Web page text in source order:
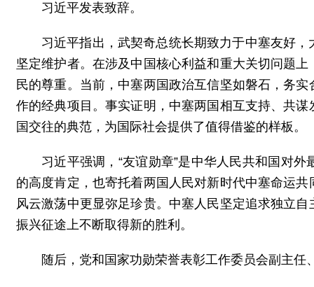
习近平发表致辞。
习近平指出，武契奇总统长期致力于中塞友好
坚定维护者。在涉及中国核心利益和重大关切问题
民的尊重。当前，中塞两国政治互信坚如磐石，务
作的经典项目。事实证明，中塞两国相互支持、共
国交往的典范，为国际社会提供了值得借鉴的样板。
习近平强调，“友谊勋章”是中华人民共和国对
的高度肯定，也寄托着两国人民对新时代中塞命运
风云激荡中更显弥足珍贵。中塞人民坚定追求独立
振兴征途上不断取得新的胜利。
随后，党和国家功勋荣誉表彰工作委员会副主